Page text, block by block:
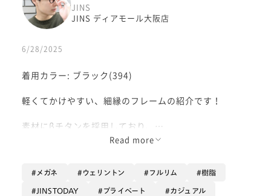
JINS
JINS ディアモール大阪店
6/28/2025
着用カラー: ブラック(394)
軽くてかけやすい、細縁のフレームの紹介です！
素材にβチタンを採用しており、
かけ心地が抜群の一本！
普段用にも仕事用にも活躍してくれる
とても便利なフレームです！
Read more
メガネ ウェリントン フルリム 樹脂
JINSTODAY プライベート カジュアル